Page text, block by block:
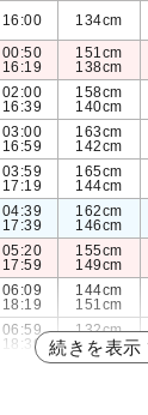
16:00 134cm
00:50
16:19
151cm
138cm
02:00
16:39
158cm
140cm
03:00
16:59
163cm
142cm
03:59
17:19
165cm
144cm
04:39
17:39
162cm
146cm
05:20
17:59
155cm
149cm
06:09
18:19
144cm
151cm
06:59
18:39
132cm
152cm
続きを表示